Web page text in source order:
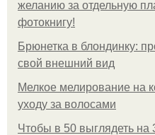
желанию за отдельную
фотокнигу!
Брюнетка в блондинку:
свой внешний вид
Мелкое мелирование на
уходу за волосами
Чтобы в 50 выглядеть на